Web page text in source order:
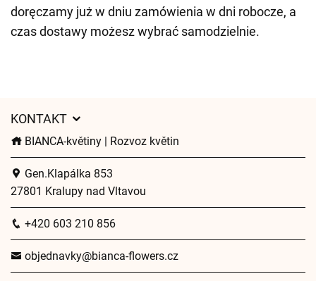
doręczamy już w dniu zamówienia w dni robocze, a
czas dostawy możesz wybrać samodzielnie.
KONTAKT
BIANCA-květiny | Rozvoz květin
Gen.Klapálka 853
27801 Kralupy nad Vltavou
+420 603 210 856
objednavky@bianca-flowers.cz